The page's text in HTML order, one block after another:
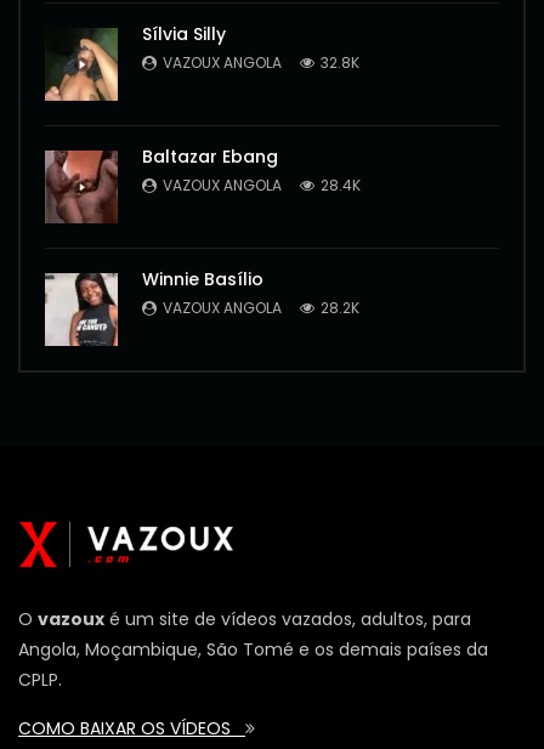
Sílvia Silly
VAZOUX ANGOLA 32.8K
Baltazar Ebang
VAZOUX ANGOLA 28.4K
Winnie Basílio
VAZOUX ANGOLA 28.2K
O vazoux é um site de vídeos vazados, adultos, para
Angola, Moçambique, São Tomé e os demais países da
CPLP.
COMO BAIXAR OS VÍDEOS